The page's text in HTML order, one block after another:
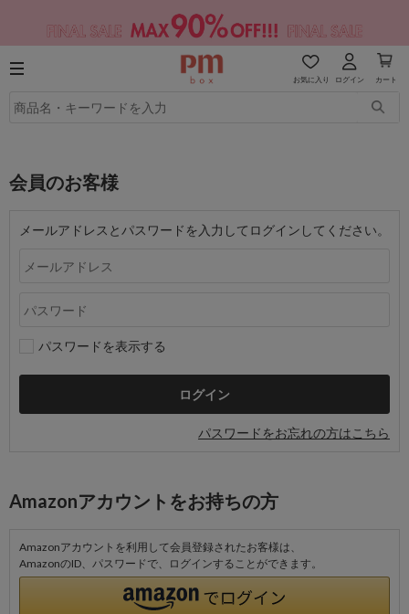
お気に入り ログイン カート
会員のお客様
メールアドレスとパスワードを入力してログインしてください。
パスワードを表示する
パスワードをお忘れの方はこちら
Amazonアカウントをお持ちの方
Amazonアカウントを利用して会員登録されたお客様は、
AmazonのID、パスワードで、ログインすることができます。